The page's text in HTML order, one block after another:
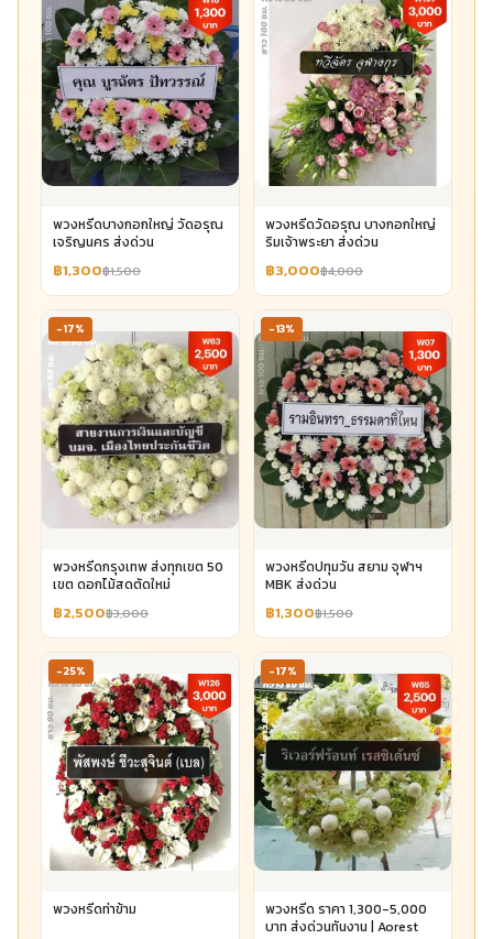
พวงหรีดบางกอกใหญ่ วัดอรุณ
เจริญนคร ส่งด่วน
฿1,300฿1,500
พวงหรีดวัดอรุณ บางกอกใหญ่
ริมเจ้าพระยา ส่งด่วน
฿3,000฿4,000
-17%
พวงหรีดกรุงเทพ ส่งทุกเขต 50
เขต ดอกไม้สดตัดใหม่
฿2,500฿3,000
-13%
พวงหรีดปทุมวัน สยาม จุฬาฯ
MBK ส่งด่วน
฿1,300฿1,500
-25%
พวงหรีดท่าข้าม
-17%
พวงหรีด ราคา 1,300-5,000
บาท ส่งด่วนทันงาน | Aorest